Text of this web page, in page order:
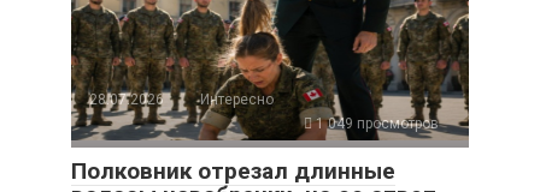
28.07.2026
Интересно
1 049 просмотров
Полковник отрезал длинные